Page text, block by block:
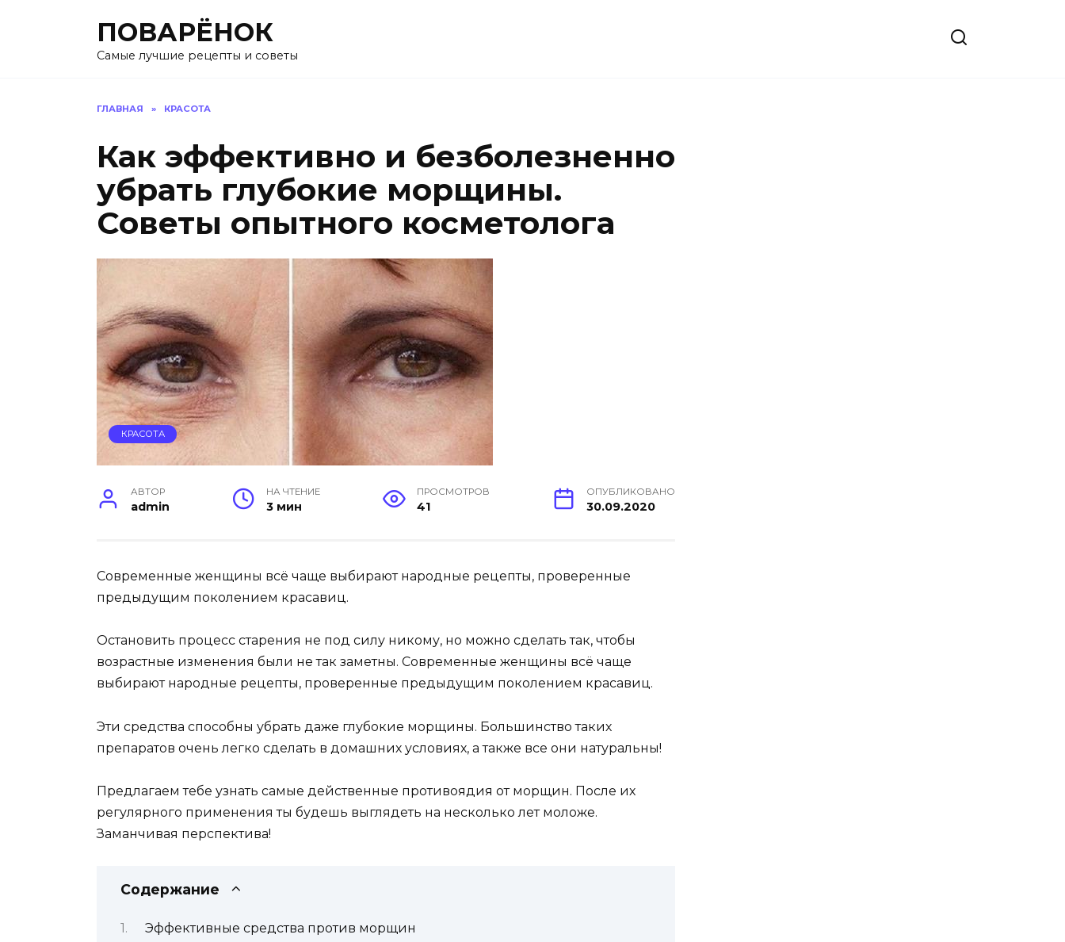
ПОВАРЁНОК
Самые лучшие рецепты и советы
ГЛАВНАЯ » КРАСОТА
Как эффективно и безболезненно
убрать глубокие морщины.
Советы опытного косметолога
КРАСОТА
АВТОР
admin
НА ЧТЕНИЕ
3 мин
ПРОСМОТРОВ
41
ОПУБЛИКОВАНО
30.09.2020
Современные женщины всё чаще выбирают народные рецепты, проверенные
предыдущим поколением красавиц.
Остановить процесс старения не под силу никому, но можно сделать так, чтобы
возрастные изменения были не так заметны. Современные женщины всё чаще
выбирают народные рецепты, проверенные предыдущим поколением красавиц.
Эти средства способны убрать даже глубокие морщины. Большинство таких
препаратов очень легко сделать в домашних условиях, а также все они натуральны!
Предлагаем тебе узнать самые действенные противоядия от морщин. После их
регулярного применения ты будешь выглядеть на несколько лет моложе.
Заманчивая перспектива!
Содержание
Эффективные средства против морщин